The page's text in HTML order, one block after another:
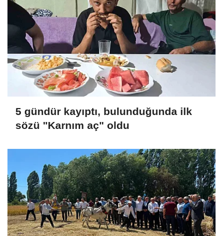
5 gündür kayıptı, bulunduğunda ilk
sözü "Karnım aç" oldu